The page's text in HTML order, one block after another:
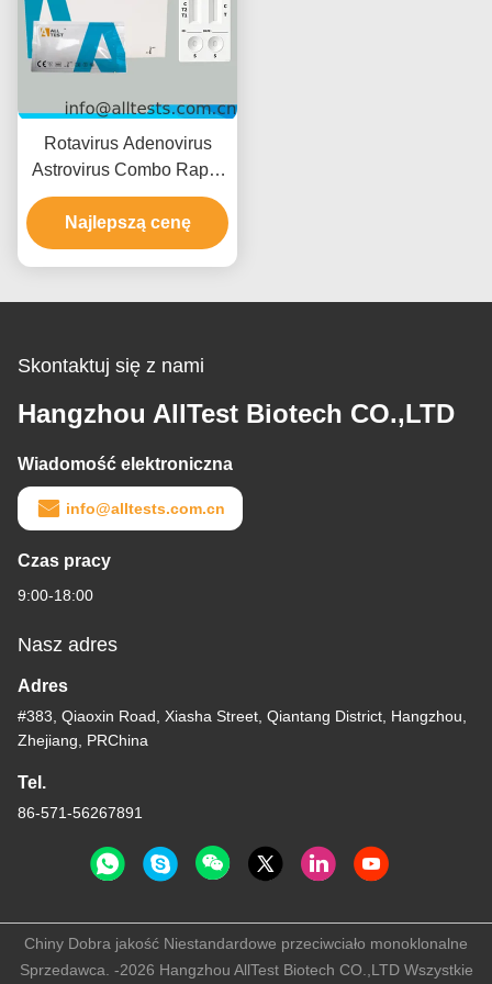
Rotavirus Adenovirus
Astrovirus Combo Rapid
Test z czasem odczytu 15
minut Certyfikat CE i
wysoka dokładność
Najlepszą cenę
Skontaktuj się z nami
Hangzhou AllTest Biotech CO.,LTD
Wiadomość elektroniczna
info@alltests.com.cn
Czas pracy
9:00-18:00
Nasz adres
Adres
#383, Qiaoxin Road, Xiasha Street, Qiantang District, Hangzhou,
Zhejiang, PRChina
Tel.
86-571-56267891
Chiny Dobra jakość Niestandardowe przeciwciało monoklonalne
Sprzedawca. -2026 Hangzhou AllTest Biotech CO.,LTD Wszystkie